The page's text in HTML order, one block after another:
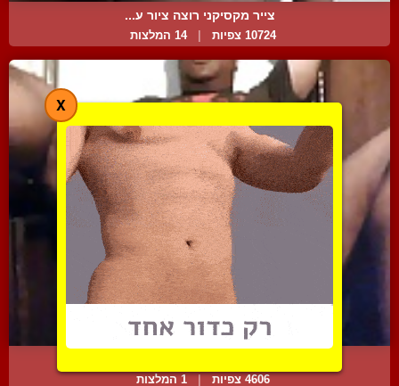
צייר מקסיקני רוצה ציור ע...
10724 צפיות 14 המלצות
4606 צפיות | 1 המלצות
X